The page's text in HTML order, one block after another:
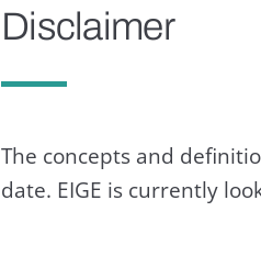
Disclaimer
The concepts and
date. EIGE is currently